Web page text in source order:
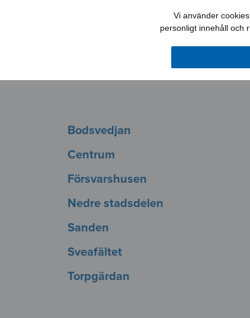
Vi använder
personligt innehåll och
Bodsvedjan
Centrum
Försvarshusen
Nedre stadsdelen
Sanden
Sveafältet
Torpgärdan